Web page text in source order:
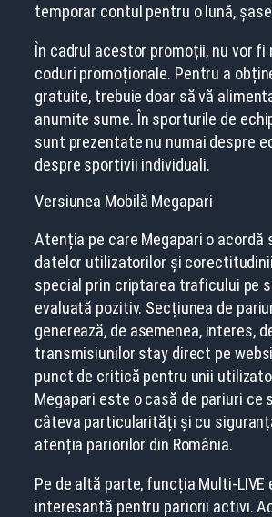
temporar contul pentru o lună,
În cadrul acestor promoții, nu vor fi
coduri promoționale. Pentru a
gratuite, trebuie doar să vă
anumite sume. În sporturile de
sunt prezentate nu numai despre
despre sportivii individuali.
Versiunea Mobilă Megapari
Atenția pe care Megapari o acordă
datelor utilizatorilor și
special prin criptarea traficului pe
evaluată pozitiv. Secțiunea de
generează, de asemenea, interes,
transmisiunilor stay direct pe
punct de critică pentru unii
Megapari este o casă de pariuri ce
câteva particularități și cu
atenția pariorilor din România.
Pe de altă parte, funcția Multi-
interesantă pentru pariorii activi.